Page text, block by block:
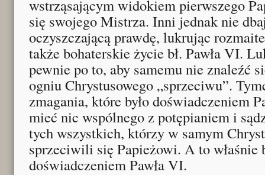
wstrząsającym widokiem pierwszego
się swojego Mistrza. Inni jednak nie
oczyszczającą prawdę, lukrując
także bohaterskie życie bł. Pawła VI.
pewnie po to, aby samemu nie znaleźć
ogniu Chrystusowego „sprzeciwu”.
zmagania, które było doświadczeniem
mieć nic wspólnego z potępianiem i
tych wszystkich, którzy w samym
sprzeciwili się Papieżowi. A to właśnie
doświadczeniem Pawła VI.